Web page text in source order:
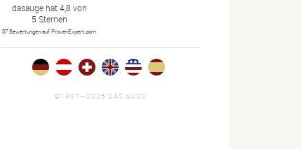
dasauge
Designer,
Fotografen,
Agenturen,
Portfolios
und Jobs.
Anonym
dasaugehat4,8 von
5 Sternen
37 Bewertungen auf ProvenExpert.com
©1997—2026 DAS AUGE